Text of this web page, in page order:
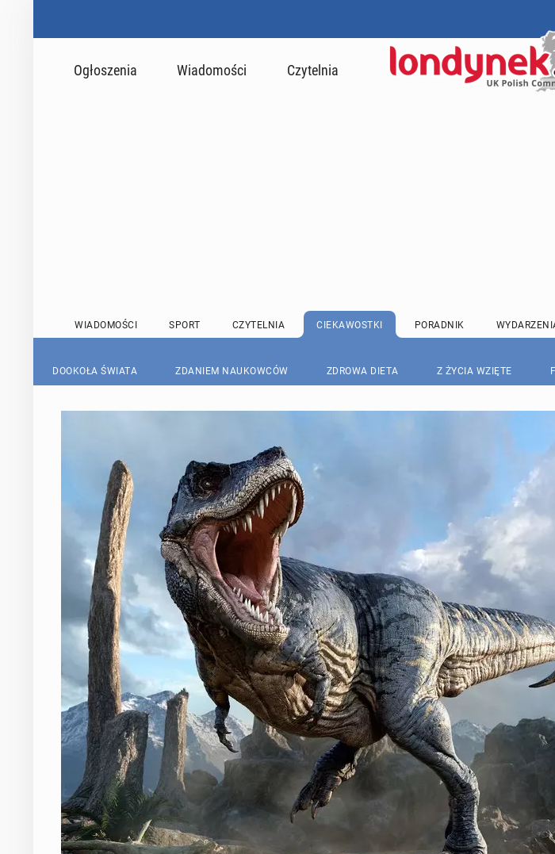
Ogłoszenia Wiadomości Czytelnia
WIADOMOŚCI SPORT CZYTELNIA CIEKAWOSTKI PORADNIK
DOOKOŁA ŚWIATA ZDANIEM NAUKOWCÓW ZDROWA DIETA Z ŻYCIA WZIĘTE